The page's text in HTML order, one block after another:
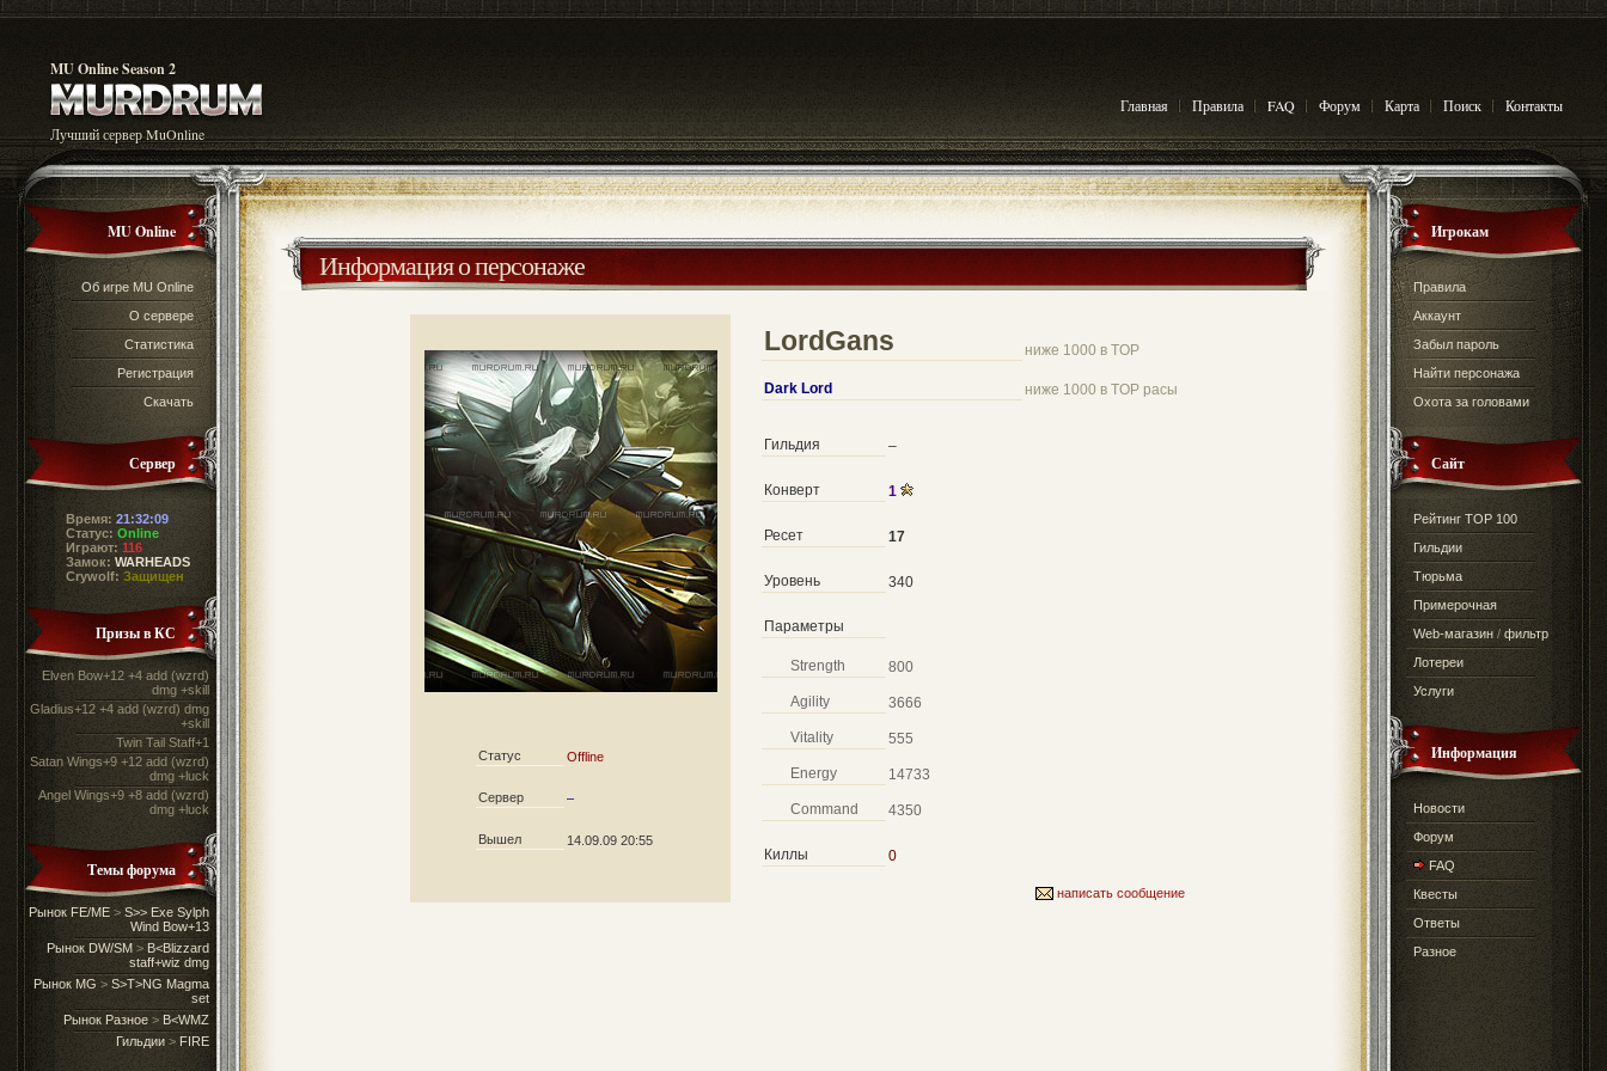
MU Online Season 2
Лучший сервер MuOnline
Главная Правила FAQ Форум Карта Поиск Контакты
MU Online
Об игре MU Online
О сервере
Статистика
Регистрация
Скачать
Сервер
Время: 21:32:09
Статус: Online
Играют: 116
Замок: WARHEADS
Crywolf: Защищен
Призы в КС
Elven Bow+12 +4 add (wzrd)
dmg +skill
Gladius+12 +4 add (wzrd) dmg
+skill
Twin Tail Staff+1
Satan Wings+9 +12 add (wzrd)
dmg +luck
Angel Wings+9 +8 add (wzrd)
dmg +luck
Темы форума
Рынок FE/ME > S>> Exe Sylph
Wind Bow+13
Рынок DW/SM > B<Blizzard
staff+wiz dmg
Рынок MG > S>T>NG Magma
set
Рынок Разное > B<WMZ
Гильдии > FIRE
Информация о персонаже
LordGans ниже 1000 в TOP
Dark Lord ниже 1000 в TOP расы
Гильдия –
Конверт 1
Ресет 17
Уровень 340
Параметры
Strength 800
Agility 3666
Vitality 555
Energy 14733
Command 4350
Киллы 0
написать сообщение
Статус Offline
Сервер –
Вышел 14.09.09 20:55
Игрокам
Правила
Аккаунт
Забыл пароль
Найти персонажа
Охота за головами
Сайт
Рейтинг TOP 100
Гильдии
Тюрьма
Примерочная
Web-магазин / фильтр
Лотереи
Услуги
Информация
Новости
Форум
FAQ
Квесты
Ответы
Разное